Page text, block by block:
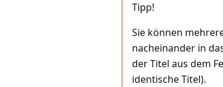
Tipp!
Sie können
nacheinander in
der Titel aus dem
identische Titel).